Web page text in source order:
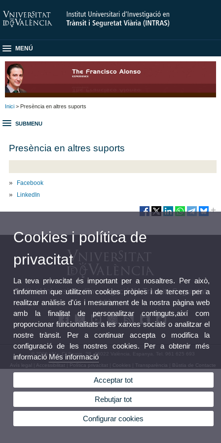
MENÚ
Inici > Presència en altres suports
SUBMENU
Presència en altres suports
Facebook
LinkedIn
Institut Universitari d'Investigació de Trànsit i Seguretat
Viària
© 2026 UV. - C/ Serpis, 29. 46022 València. Espanya. Tel. 961 625 693
Avís legal Accessibilitat Política privacitat Cookies Transparència Bùstia de Contacte
Cookies i política de
privacitat
La teva privacitat és important per a nosaltres. Per això,
t'informem que utilitzem cookies pròpies i de tercers per a
realitzar anàlisis d'ús i mesurament de la nostra pàgina web
amb la finalitat de personalitzar continguts,així com
proporcionar funcionalitats a les xarxes socials o analitzar el
nostre trànsit. Per a continuar accepta o modifica la
configuració de les nostres cookies. Per a obtenir més
informació Més informació
Acceptar tot
Rebutjar tot
Configurar cookies